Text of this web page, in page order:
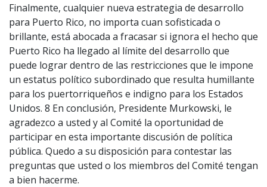
Finalmente, cualquier nueva estrategia de desarrollo
para Puerto Rico, no importa cuan sofisticada o
brillante, está abocada a fracasar si ignora el hecho que
Puerto Rico ha llegado al límite del desarrollo que
puede lograr dentro de las restricciones que le impone
un estatus político subordinado que resulta humillante
para los puertorriqueños e indigno para los Estados
Unidos. 8 En conclusión, Presidente Murkowski, le
agradezco a usted y al Comité la oportunidad de
participar en esta importante discusión de política
pública. Quedo a su disposición para contestar las
preguntas que usted o los miembros del Comité tengan
a bien hacerme.